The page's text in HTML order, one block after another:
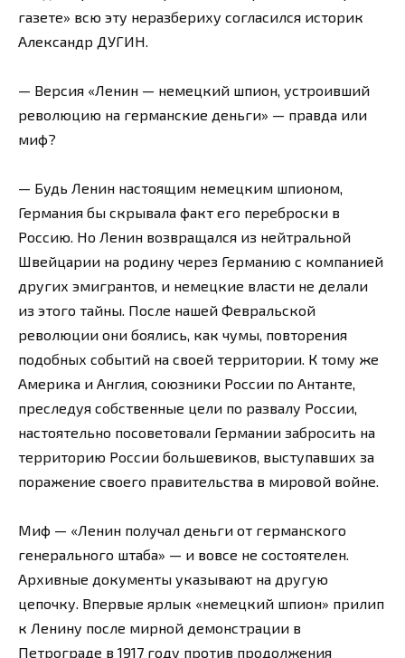
газете» всю эту неразбериху согласился историк
Александр ДУГИН.
— Версия «Ленин — немецкий шпион, устроивший
революцию на германские деньги» — правда или
миф?
— Будь Ленин настоящим немецким шпионом,
Германия бы скрывала факт его переброски в
Россию. Но Ленин возвращался из нейтральной
Швейцарии на родину через Германию с компанией
других эмигрантов, и немецкие власти не делали
из этого тайны. После нашей Февральской
революции они боялись, как чумы, повторения
подобных событий на своей территории. К тому же
Америка и Англия, союзники России по Антанте,
преследуя собственные цели по развалу России,
настоятельно посоветовали Германии забросить на
территорию России большевиков, выступавших за
поражение своего правительства в мировой войне.
Миф — «Ленин получал деньги от германского
генерального штаба» — и вовсе не состоятелен.
Архивные документы указывают на другую
цепочку. Впервые ярлык «немецкий шпион» прилип
к Ленину после мирной демонстрации в
Петрограде в 1917 году против продолжения